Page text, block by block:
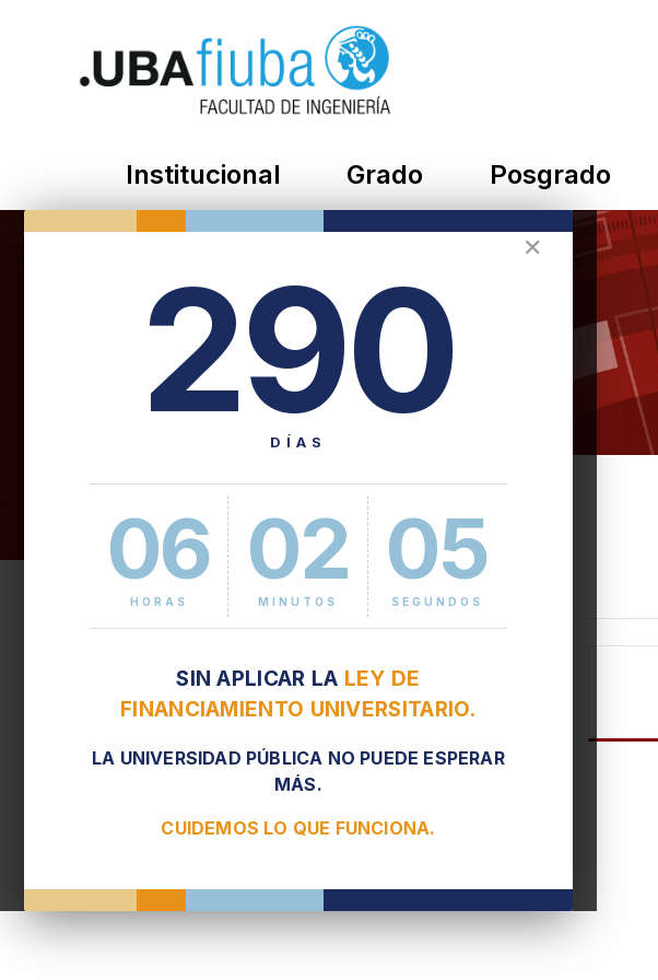
Institucional Grado Posgrado
✕
290
DÍAS
06
HORAS
02
MINUTOS
05
SEGUNDOS
SIN APLICAR LA LEY DE
FINANCIAMIENTO UNIVERSITARIO.
LA UNIVERSIDAD PÚBLICA NO PUEDE ESPERAR
MÁS.
CUIDEMOS LO QUE FUNCIONA.
Procesos Químicos
Laboratorio de Procesos
Catalíticos
Grupo Interdisciplinario
de Quimiodinámica